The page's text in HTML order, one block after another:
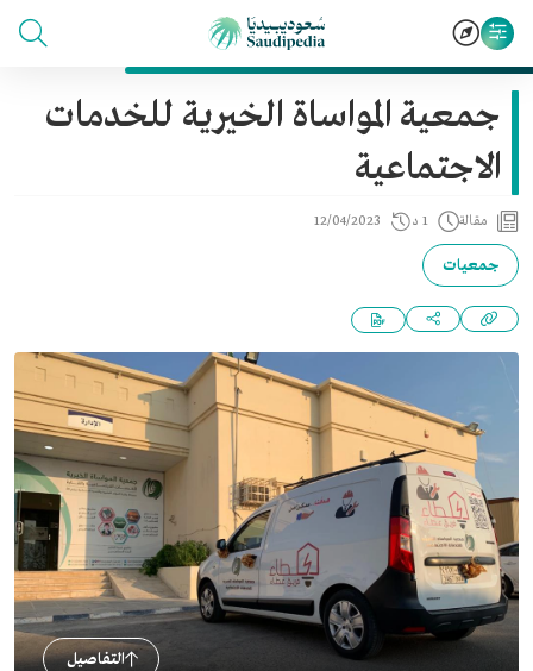
جمعية المواساة الخيرية للخدمات
الاجتماعية
مقالة 1 د 12/04/2023
جمعيات
التفاصيل